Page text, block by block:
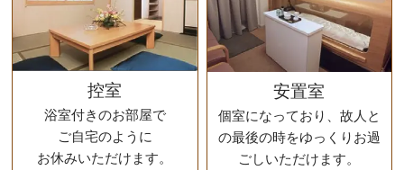
控室
浴室付きのお部屋で
ご自宅のように
お休みいただけます。
安置室
個室になっており、故人と
の最後の時をゆっくりお過
ごしいただけます。